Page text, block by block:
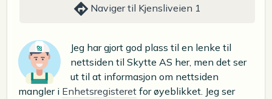
Naviger til Kjensliveien 1
Jeg har gjort god plass til en lenke til
nettsiden til Skytte AS her, men det ser
ut til at informasjon om nettsiden
mangler i Enhetsregisteret for øyeblikket. Jeg ser